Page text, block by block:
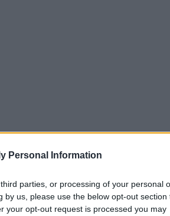
Personal Information
parties, or processing of your personal
us, please use the below opt-out section
your opt-out request is processed you may